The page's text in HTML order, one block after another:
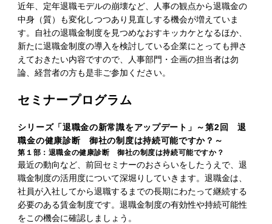
近年、定年退職モデルの崩壊など、人事の観点から退職金の
中身（質）も変化しつつあり見直しする機会が増えていま
す。自社の退職金制度を見つめなおすキッカケとなるほか、
新たに退職金制度の導入を検討している企業にとっても押さ
えておきたい内容ですので、人事部門・企画の担当者は勿
論、経営者の方も是非ご参加ください。
セミナープログラム
シリーズ「退職金の新常識をアップデート」～第2回 退
職金の健康診断 御社の制度は持続可能ですか？～
第１部：退職金の健康診断 御社の制度は持続可能ですか？
最近の動向など、前回セミナーのおさらいをしたうえで、退
職金制度の活用度について深堀りしていきます。退職金は、
社員が入社してから退職するまでの長期にわたって継続する
必要のある賃金制度です。退職金制度の有効性や持続可能性
をこの機会に確認しましょう。